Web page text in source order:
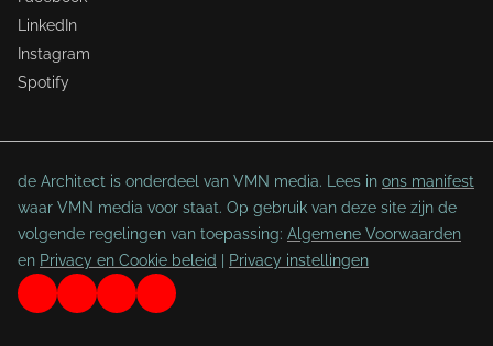
LinkedIn
Instagram
Spotify
de Architect is onderdeel van VMN media. Lees in ons manifest
waar VMN media voor staat. Op gebruik van deze site zijn de
volgende regelingen van toepassing: Algemene Voorwaarden
en Privacy en Cookie beleid Privacy instellingen